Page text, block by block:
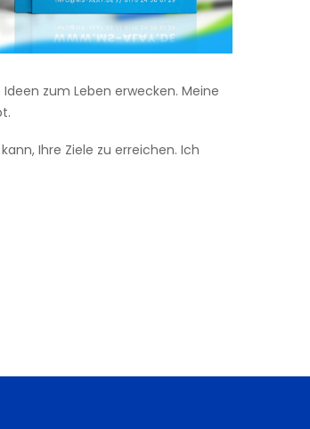
zum Leben erwecken. Meine
Ihre Ziele zu erreichen. Ich